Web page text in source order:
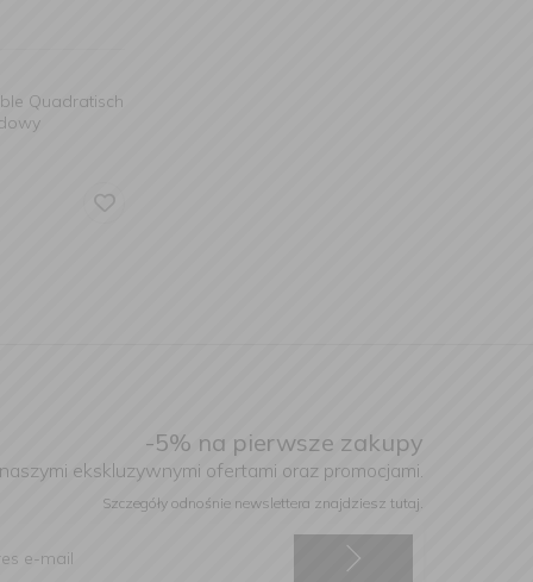
Quadratisch
-5% na pierwsze zakupy
ekskluzywnymi ofertami oraz promocjami.
Szczegóły odnośnie newslettera znajdziesz tutaj.